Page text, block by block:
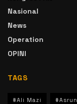
Nasional
News
Operation
OPINI
TAGS
#Ali Mazi #Asrun